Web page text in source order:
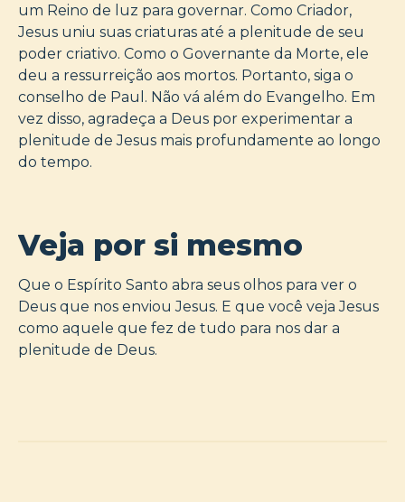
um Reino de luz para governar. Como Criador,
Jesus uniu suas criaturas até a plenitude de seu
poder criativo. Como o Governante da Morte, ele
deu a ressurreição aos mortos. Portanto, siga o
conselho de Paul. Não vá além do Evangelho. Em
vez disso, agradeça a Deus por experimentar a
plenitude de Jesus mais profundamente ao longo
do tempo.
Veja por si mesmo
Que o Espírito Santo abra seus olhos para ver o
Deus que nos enviou Jesus. E que você veja Jesus
como aquele que fez de tudo para nos dar a
plenitude de Deus.